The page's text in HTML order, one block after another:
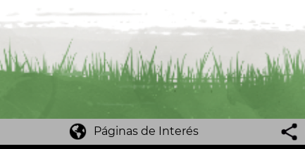
Páginas de Interés